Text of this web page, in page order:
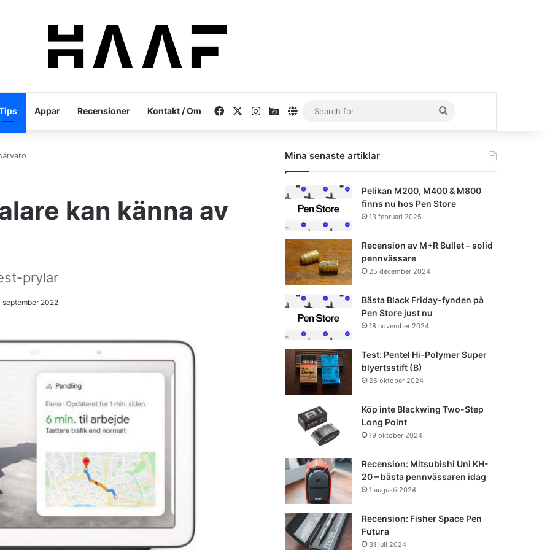
Appar Recensioner Kontakt / Om FacebookInstagramUnsplash
danielhaaf.se
Search
for
kan känna av
prylar
september 2022
Mina senaste artiklar
Pelikan M200, M400 & M800
finns nu hos Pen Store
13 februari 2025
Recension av M+R Bullet – solid
pennvässare
25 december 2024
Bästa Black Friday-fynden på
Pen Store just nu
18 november 2024
Test: Pentel Hi-Polymer Super
blyertsstift (B)
26 oktober 2024
Köp inte Blackwing Two-Step
Long Point
19 oktober 2024
Recension: Mitsubishi Uni KH-
20 – bästa pennvässaren idag
1 augusti 2024
Recension: Fisher Space Pen
Futura
31 juli 2024